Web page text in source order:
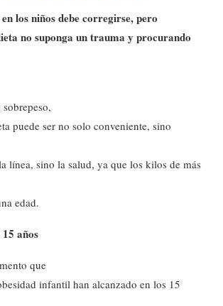
los niños debe corregirse, pero
no suponga un trauma y procurando
puede ser no solo conveniente, sino
línea, sino la salud, ya que los kilos de más
edad.
años
que
infantil han alcanzado en los 15